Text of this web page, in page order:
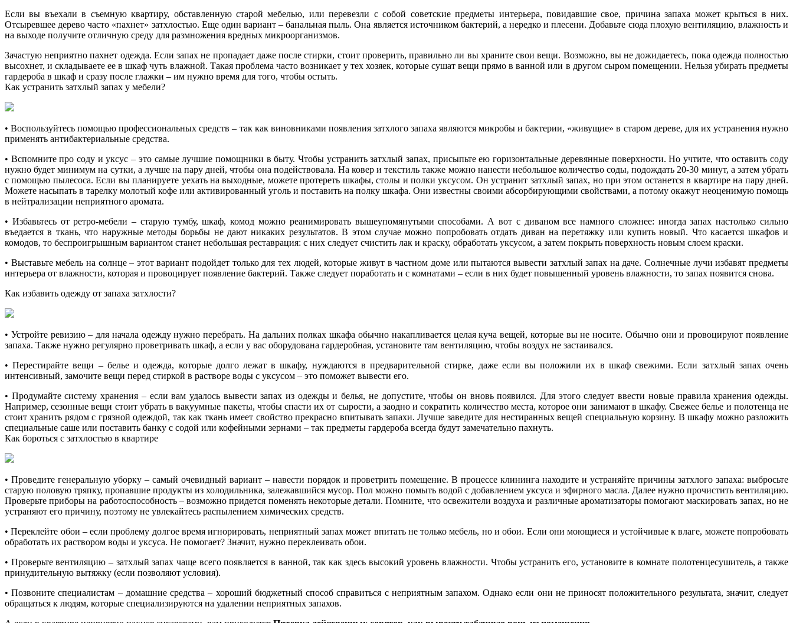
Если вы въехали в съемную квартиру, обставленную старой мебелью, или перевезли с собой советские предметы интерьера, повидавшие свое, причина запаха может крыться в них.
Отсыревшее дерево часто «пахнет» затхлостью. Еще один вариант – банальная пыль. Она является источником бактерий, а нередко и плесени. Добавьте сюда плохую вентиляцию, влажность и
на выходе получите отличную среду для размножения вредных микроорганизмов.
Зачастую неприятно пахнет одежда. Если запах не пропадает даже после стирки, стоит проверить, правильно ли вы храните свои вещи. Возможно, вы не дожидаетесь, пока одежда полностью
высохнет, и складываете ее в шкаф чуть влажной. Такая проблема часто возникает у тех хозяек, которые сушат вещи прямо в ванной или в другом сыром помещении. Нельзя убирать предметы
гардероба в шкаф и сразу после глажки – им нужно время для того, чтобы остыть.
Как устранить затхлый запах у мебели?
• Воспользуйтесь помощью профессиональных средств – так как виновниками появления затхлого запаха являются микробы и бактерии, «живущие» в старом дереве, для их устранения нужно
применять антибактериальные средства.
• Вспомните про соду и уксус – это самые лучшие помощники в быту. Чтобы устранить затхлый запах, присыпьте ею горизонтальные деревянные поверхности. Но учтите, что оставить соду
нужно будет минимум на сутки, а лучше на пару дней, чтобы она подействовала. На ковер и текстиль также можно нанести небольшое количество соды, подождать 20-30 минут, а затем убрать
с помощью пылесоса. Если вы планируете уехать на выходные, можете протереть шкафы, столы и полки уксусом. Он устранит затхлый запах, но при этом останется в квартире на пару дней.
Можете насыпать в тарелку молотый кофе или активированный уголь и поставить на полку шкафа. Они известны своими абсорбирующими свойствами, а потому окажут неоценимую помощь
в нейтрализации неприятного аромата.
• Избавьтесь от ретро-мебели – старую тумбу, шкаф, комод можно реанимировать вышеупомянутыми способами. А вот с диваном все намного сложнее: иногда запах настолько сильно
въедается в ткань, что наружные методы борьбы не дают никаких результатов. В этом случае можно попробовать отдать диван на перетяжку или купить новый. Что касается шкафов и
комодов, то беспроигрышным вариантом станет небольшая реставрация: с них следует счистить лак и краску, обработать уксусом, а затем покрыть поверхность новым слоем краски.
• Выставьте мебель на солнце – этот вариант подойдет только для тех людей, которые живут в частном доме или пытаются вывести затхлый запах на даче. Солнечные лучи избавят предметы
интерьера от влажности, которая и провоцирует появление бактерий. Также следует поработать и с комнатами – если в них будет повышенный уровень влажности, то запах появится снова.
Как избавить одежду от запаха затхлости?
• Устройте ревизию – для начала одежду нужно перебрать. На дальних полках шкафа обычно накапливается целая куча вещей, которые вы не носите. Обычно они и провоцируют появление
запаха. Также нужно регулярно проветривать шкаф, а если у вас оборудована гардеробная, установите там вентиляцию, чтобы воздух не застаивался.
• Перестирайте вещи – белье и одежда, которые долго лежат в шкафу, нуждаются в предварительной стирке, даже если вы положили их в шкаф свежими. Если затхлый запах очень
интенсивный, замочите вещи перед стиркой в растворе воды с уксусом – это поможет вывести его.
• Продумайте систему хранения – если вам удалось вывести запах из одежды и белья, не допустите, чтобы он вновь появился. Для этого следует ввести новые правила хранения одежды.
Например, сезонные вещи стоит убрать в вакуумные пакеты, чтобы спасти их от сырости, а заодно и сократить количество места, которое они занимают в шкафу. Свежее белье и полотенца не
стоит хранить рядом с грязной одеждой, так как ткань имеет свойство прекрасно впитывать запахи. Лучше заведите для нестиранных вещей специальную корзину. В шкафу можно разложить
специальные саше или поставить банку с содой или кофейными зернами – так предметы гардероба всегда будут замечательно пахнуть.
Как бороться с затхлостью в квартире
• Проведите генеральную уборку – самый очевидный вариант – навести порядок и проветрить помещение. В процессе клининга находите и устраняйте причины затхлого запаха: выбросьте
старую половую тряпку, пропавшие продукты из холодильника, залежавшийся мусор. Пол можно помыть водой с добавлением уксуса и эфирного масла. Далее нужно прочистить вентиляцию.
Проверьте приборы на работоспособность – возможно придется поменять некоторые детали. Помните, что освежители воздуха и различные ароматизаторы помогают маскировать запах, но не
устраняют его причину, поэтому не увлекайтесь распылением химических средств.
• Переклейте обои – если проблему долгое время игнорировать, неприятный запах может впитать не только мебель, но и обои. Если они моющиеся и устойчивые к влаге, можете попробовать
обработать их раствором воды и уксуса. Не помогает? Значит, нужно переклеивать обои.
• Проверьте вентиляцию – затхлый запах чаще всего появляется в ванной, так как здесь высокий уровень влажности. Чтобы устранить его, установите в комнате полотенцесушитель, а также
принудительную вытяжку (если позволяют условия).
• Позвоните специалистам – домашние средства – хороший бюджетный способ справиться с неприятным запахом. Однако если они не приносят положительного результата, значит, следует
обращаться к людям, которые специализируются на удалении неприятных запахов.